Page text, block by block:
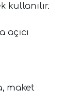
kullanılır.
maket